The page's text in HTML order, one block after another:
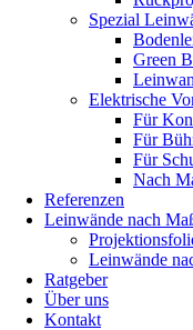
Spezial
Green
Elektrische
Für
Für
Für
Nach
Referenzen
Leinwände nach
Leinwände
Ratgeber
Über uns
Kontakt